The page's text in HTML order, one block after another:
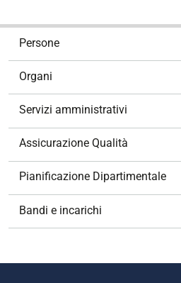
Persone
Organi
Servizi amministrativi
Assicurazione Qualità
Pianificazione Dipartimentale
Bandi e incarichi